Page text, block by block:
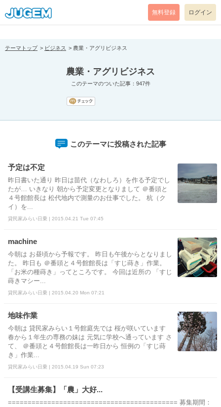
[pear_error: message="Success" code=0 mode=return level=notice
prefix="" info=""]
無料登録 ログイン
テーマトップ ビジネス 農業・アグリビジネス
農業・アグリビジネス
このテーマのついた記事：947件
このテーマに投稿された記事
予定は不定
昨日書いた通り 昨日は苗代（なわしろ）を作る予定でし
たが… いきなり 朝から予定変更となりまして ＠番頭と
４号館館長は 松代地内で測量のお仕事でした。 杭（ク
イ）を...
貸民家みらい日乗 | 2015.04.21 Tue 07:45
machine
今朝は お昼頃から予報です。 昨日も午後からとなりまし
た。 昨日も ＠番頭と４号館館長は「すじ蒔き」作業。
「お米の種蒔き」ってところです。 今回は近所の 「すじ
蒔きマシー...
貸民家みらい日乗 | 2015.04.20 Mon 07:21
地味作業
今朝は 貸民家みらい１号館庭先では 桜が咲いています
春から１年生の専務の妹は 元気に学校へ通っています さ
て、 ＠番頭と４号館館長は一昨日から 恒例の「すじ蒔
き」作業...
貸民家みらい日乗 | 2015.04.19 Sun 07:23
【受講生募集】「農」大好...
=========================================== 募集期間：